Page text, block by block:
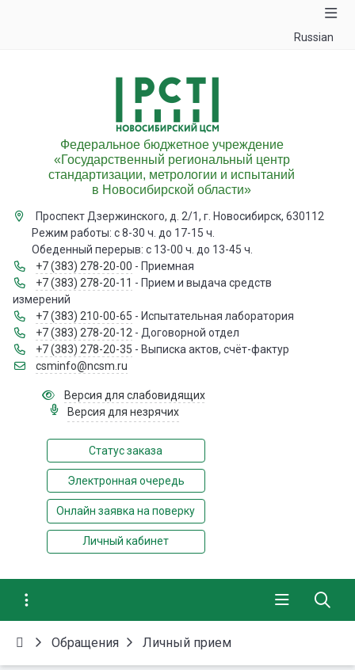
Russian
Федеральное бюджетное учреждение
«Государственный региональный центр
стандартизации, метрологии и испытаний
в Новосибирской области»
Проспект Дзержинского, д. 2/1, г. Новосибирск, 630112
Режим работы: с 8-30 ч. до 17-15 ч.
Обеденный перерыв: с 13-00 ч. до 13-45 ч.
+7 (383) 278-20-00 - Приемная
+7 (383) 278-20-11 - Прием и выдача средств
измерений
+7 (383) 210-00-65 - Испытательная лаборатория
+7 (383) 278-20-12 - Договорной отдел
+7 (383) 278-20-35 - Выписка актов, счёт-фактур
csminfo@ncsm.ru
Версия для слабовидящих
Версия для незрячих
Статус заказа
Электронная очередь
Онлайн заявка на поверку
Личный кабинет
Обращения Личный прием